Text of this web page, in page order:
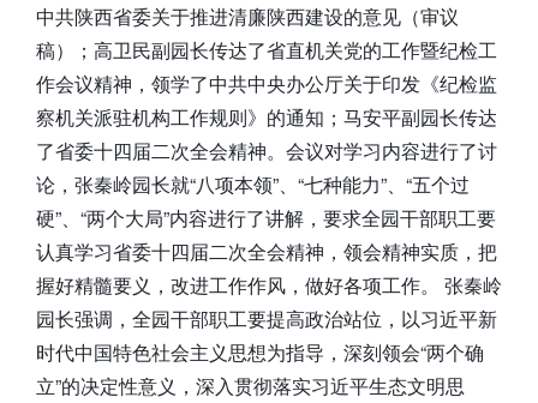
中共陕西省委关于推进清廉陕西建设的意见（审议
稿）；高卫民副园长传达了省直机关党的工作暨纪检工
作会议精神，领学了中共中央办公厅关于印发《纪检监
察机关派驻机构工作规则》的通知；马安平副园长传达
了省委十四届二次全会精神。会议对学习内容进行了讨
论，张秦岭园长就“八项本领”、“七种能力”、“五个过
硬”、“两个大局”内容进行了讲解，要求全园干部职工要
认真学习省委十四届二次全会精神，领会精神实质，把
握好精髓要义，改进工作作风，做好各项工作。 张秦岭
园长强调，全园干部职工要提高政治站位，以习近平新
时代中国特色社会主义思想为指导，深刻领会“两个确
立”的决定性意义，深入贯彻落实习近平生态文明思